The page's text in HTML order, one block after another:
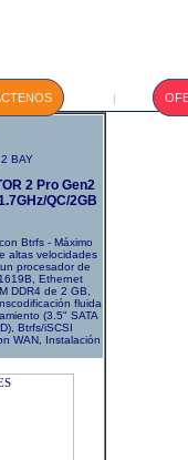
|
BAY
2 Pro Gen2
QC/2GB
Btrfs - Máximo
altas velocidades
procesador de
Ethernet
DDR4 de 2 GB,
fluida
(3.5" SATA
Btrfs/iSCSI
WAN, Instalación